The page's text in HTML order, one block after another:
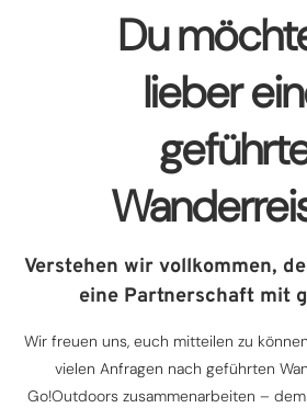
Du
lieber
Verstehen wir vollkommen,
eine Partnerschaft mit
Wir freuen uns, euch mitteilen zu
vielen Anfragen nach geführten
Go!Outdoors zusammenarbeiten –